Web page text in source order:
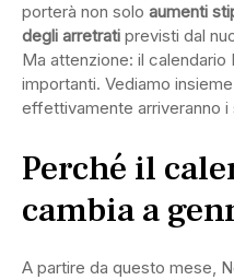
porterà non solo aumenti
degli arretrati previsti dal
Ma attenzione: il
importanti. Vediamo
effettivamente arriveranno i
Perché il
cambia a
A partire da questo mese,